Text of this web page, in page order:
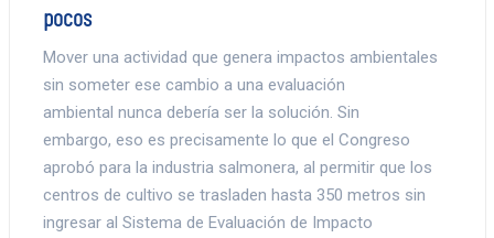
pocos
Mover una actividad que genera impactos ambientales
sin someter ese cambio a una evaluación
ambiental nunca debería ser la solución. Sin
embargo, eso es precisamente lo que el Congreso
aprobó para la industria salmonera, al permitir que los
centros de cultivo se trasladen hasta 350 metros sin
ingresar al Sistema de Evaluación de Impacto